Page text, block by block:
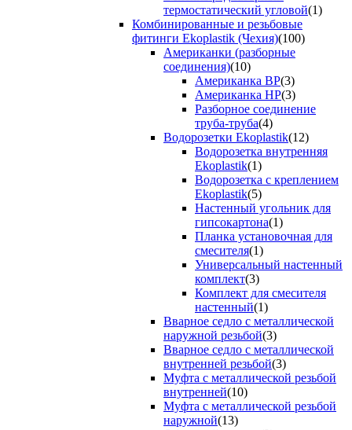
термостатический угловой(1)
Комбинированные и резьбовые
фитинги Ekoplastik (Чехия)(100)
Американки (разборные
соединения)(10)
Американка ВР(3)
Американка НР(3)
Разборное соединение
труба-труба(4)
Водорозетки Ekoplastik(12)
Водорозетка внутренняя
Ekoplastik(1)
Водорозетка с креплением
Ekoplastik(5)
Настенный угольник для
гипсокартона(1)
Планка установочная для
смесителя(1)
Универсальный настенный
комплект(3)
Комплект для смесителя
настенный(1)
Вварное седло с металлической
наружной резьбой(3)
Вварное седло с металлической
внутренней резьбой(3)
Муфта с металлической резьбой
внутренней(10)
Муфта с металлической резьбой
наружной(13)